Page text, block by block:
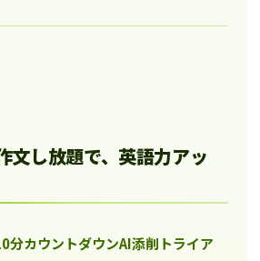
文し放題で、英語力アッ
分カウントダウンAI添削トライア